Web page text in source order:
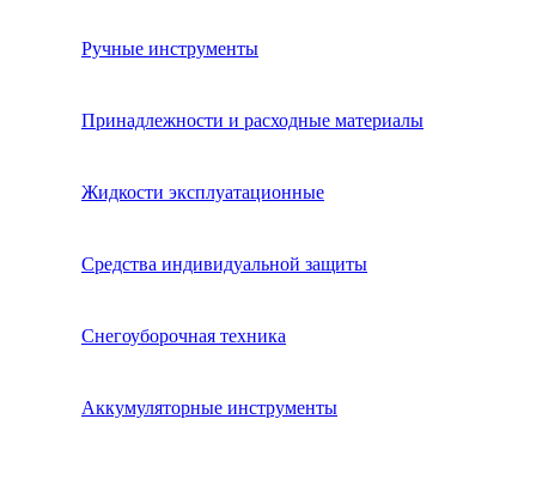
Ручные инструменты
Принадлежности и расходные материалы
Жидкости эксплуатационные
Средства индивидуальной защиты
Снегоуборочная техника
Аккумуляторные инструменты